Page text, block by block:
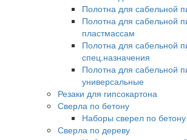
Полотна для сабельной
Полотна для сабельной
пластмассам
Полотна для сабельной
спец.назначения
Полотна для сабельной
универсальные
Резаки для гипсокартона
Сверла по бетону
Наборы сверел по бетону
Сверла по дереву